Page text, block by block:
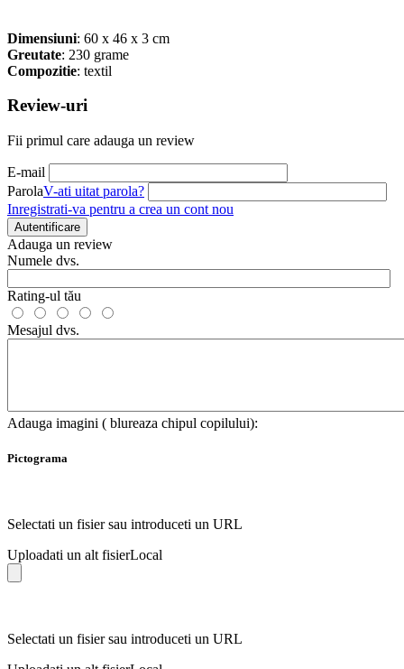
Dimensiuni: 60 x 46 x 3 cm
Greutate: 230 grame
Compozitie: textil
Review-uri
Fii primul care adauga un review
E-mail
ParolaV-ati uitat parola?
Inregistrati-va pentru a crea un cont nou
Autentificare
Adauga un review
Numele dvs.
Rating-ul tău
Mesajul dvs.
Adauga imagini ( blureaza chipul copilului):
Pictograma
Selectati un fisier sau introduceti un URL
Uploadati un alt fisierLocal
Selectati un fisier sau introduceti un URL